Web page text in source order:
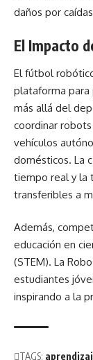
daños por
El Impacto
El fútbol
plataforma para
más allá del
coordinar
vehículos
domésticos. La
tiempo real y la
transferibles a
Además,
educación en
(STEM). La
estudiantes
inspirando a la
TAGS: